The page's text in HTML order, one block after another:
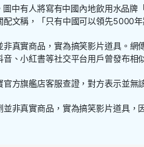
中有人將寫有中國內地飲用水品
文稱，「只有中國可以領先5000
真實商品，實為搞笑影片道具。
、小紅書等社交平台用戶曾發布相
方旗艦店客服查證，對方表示並無
非真實商品，實為搞笑影片道具，